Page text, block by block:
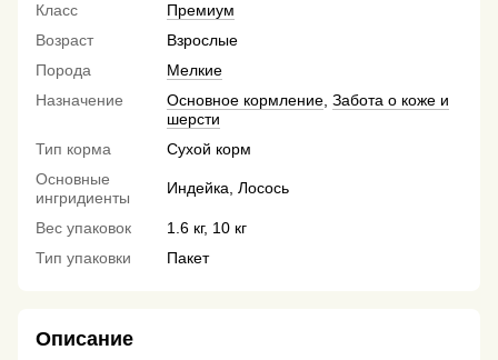
Класс
Премиум
Возраст
Взрослые
Порода
Мелкие
Назначение
Основное кормление Забота о коже и
шерсти
Тип корма
Сухой корм
Основные
ингридиенты
Индейка, Лосось
Вес упаковок
1.6 кг, 10 кг
Тип упаковки
Пакет
Описание